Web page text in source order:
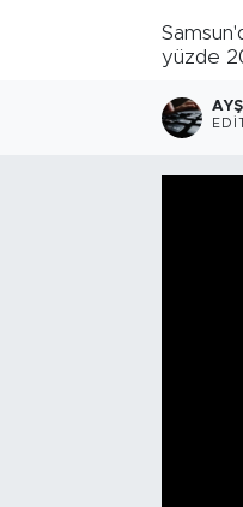
yüzde
Süper Lig Puan